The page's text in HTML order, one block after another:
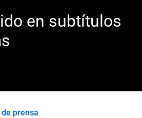
en subtítulos
prensa